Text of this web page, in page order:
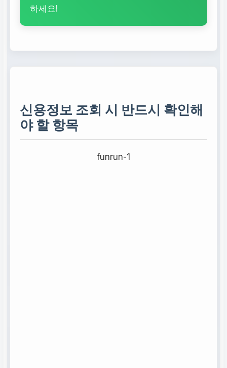
하세요!
신용정보 조회 시 반드시 확인해
야 할 항목
funrun-1